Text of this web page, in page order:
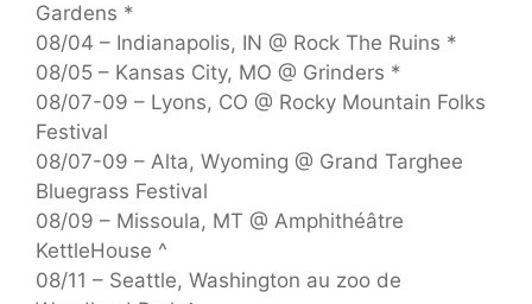
Gardens *
08/04 – Indianapolis, IN @ Rock The Ruins *
08/05 – Kansas City, MO @ Grinders *
08/07-09 – Lyons, CO @ Rocky Mountain Folks
Festival
08/07-09 – Alta, Wyoming @ Grand Targhee
Bluegrass Festival
08/09 – Missoula, MT @ Amphithéâtre
KettleHouse ^
08/11 – Seattle, Washington au zoo de